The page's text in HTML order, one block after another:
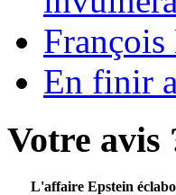
En finir
Votre avis
L'affaire Epstein